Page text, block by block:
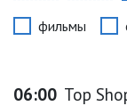
фильмы
06:00 Top